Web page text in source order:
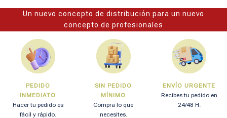
Un nuevo concepto de distribución para un nuevo
concepto de profesionales
PEDIDO
INMEDIATO
Hacer tu pedido es
fácil y rápido.
SIN PEDIDO
MÍNIMO
Compra lo que
necesites.
ENVÍO URGENTE
Recibes tu pedido en
24/48 H.